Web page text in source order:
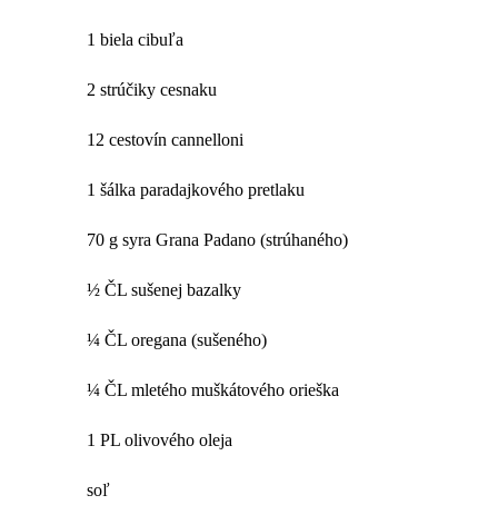
1 biela cibuľa
2 strúčiky cesnaku
12 cestovín cannelloni
1 šálka paradajkového pretlaku
70 g syra Grana Padano (strúhaného)
½ ČL sušenej bazalky
¼ ČL oregana (sušeného)
¼ ČL mletého muškátového orieška
1 PL olivového oleja
soľ